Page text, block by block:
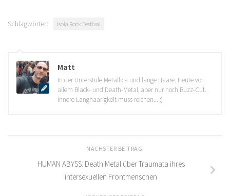
Schlagwörter: Isola Rock Festival
Matt
In der Unterstufe Metallica und lange Haare. Heute vor
allem Black- und Death-Metal, aber nur noch Buzz-Cut.
Innere Langhaarigkeit muss reichen... ;)
NÄCHSTER BEITRAG
HUMAN ABYSS: Death Metal über Traumata ihres
intersexuellen Frontmenschen